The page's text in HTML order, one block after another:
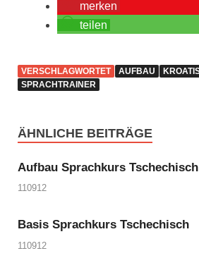
merken
teilen
VERSCHLAGWORTET AUFBAU
SPRACHTRAINER
ÄHNLICHE BEITRÄGE
Aufbau Sprachkurs Tschechisch
110912
Basis Sprachkurs Tschechisch
110912